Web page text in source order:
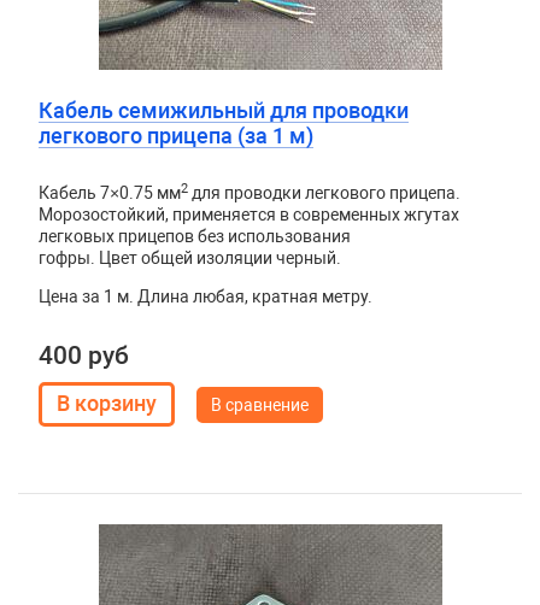
Кабель семижильный для проводки
легкового прицепа (за 1 м)
Кабель 7×0.75 мм2для проводки легкового прицепа.
Морозостойкий, применяется в современных жгутах
легковых прицепов без использования
гофры. Цвет общей изоляции черный.
Цена за 1 м. Длина любая, кратная метру.
400 руб
В сравнение